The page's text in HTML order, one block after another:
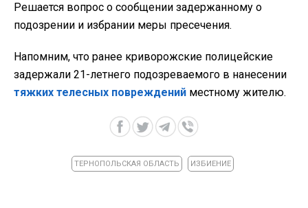
Решается вопрос о сообщении задержанному о
подозрении и избрании меры пресечения.
Напомним, что ранее криворожские полицейские
задержали 21-летнего подозреваемого в нанесении
тяжких телесных повреждений местному жителю.
ТЕРНОПОЛЬСКАЯ ОБЛАСТЬ ИЗБИЕНИЕ